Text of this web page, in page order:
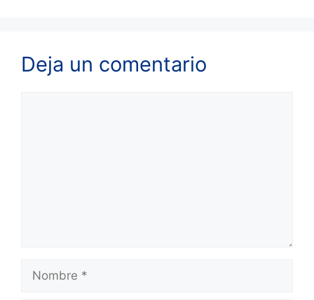
Deja un comentario
Nombre